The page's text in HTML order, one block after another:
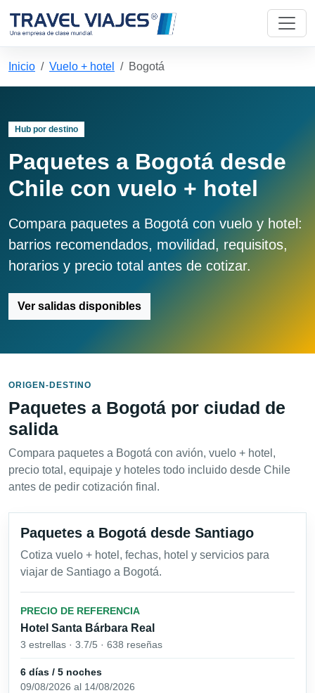
Inicio Vuelo + hotel Bogotá
Hub por destino
Paquetes a Bogotá desde
Chile con vuelo + hotel
Compara paquetes a Bogotá con vuelo y hotel:
barrios recomendados, movilidad, requisitos,
horarios y precio total antes de cotizar.
Ver salidas disponibles
ORIGEN-DESTINO
Paquetes a Bogotá por ciudad de
salida
Compara paquetes a Bogotá con avión, vuelo + hotel,
precio total, equipaje y hoteles todo incluido desde Chile
antes de pedir cotización final.
Paquetes a Bogotá desde Santiago
Cotiza vuelo + hotel, fechas, hotel y servicios para
viajar de Santiago a Bogotá.
PRECIO DE REFERENCIA
Hotel Santa Bárbara Real
3 estrellas · 3.7/5 · 638 reseñas
6 días / 5 noches
09/08/2026 al 14/08/2026